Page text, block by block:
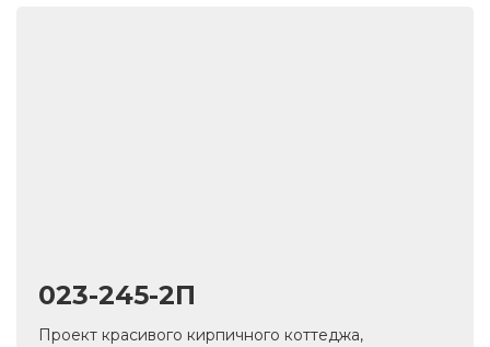
023-245-2П
Проект красивого кирпичного коттеджа,